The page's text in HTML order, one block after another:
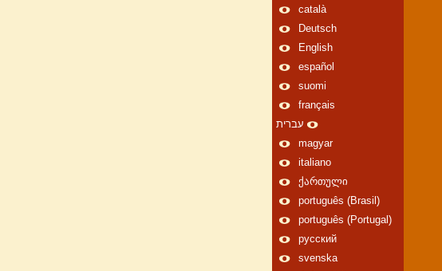
català
Deutsch
English
español
suomi
français
עברית
magyar
italiano
ქართული
português (Brasil)
português (Portugal)
русский
svenska